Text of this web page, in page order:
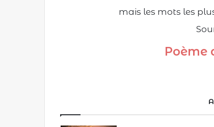
mais les mots les
Poème